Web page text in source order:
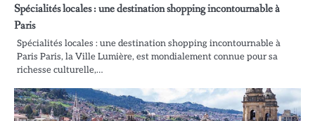
Spécialités locales : une destination shopping incontournable à
Paris
Spécialités locales : une destination shopping incontournable à
Paris Paris, la Ville Lumière, est mondialement connue pour sa
richesse culturelle,…